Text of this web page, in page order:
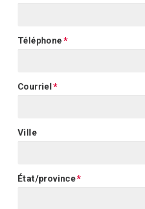
Téléphone
Courriel
Ville
État/province